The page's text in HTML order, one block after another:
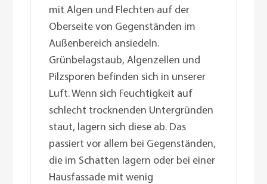
mit Algen und Flechten auf der
Oberseite von Gegenständen im
Außenbereich ansiedeln.
Grünbelagstaub, Algenzellen und
Pilzsporen befinden sich in unserer
Luft. Wenn sich Feuchtigkeit auf
schlecht trocknenden Untergründen
staut, lagern sich diese ab. Das
passiert vor allem bei Gegenständen,
die im Schatten lagern oder bei einer
Hausfassade mit wenig